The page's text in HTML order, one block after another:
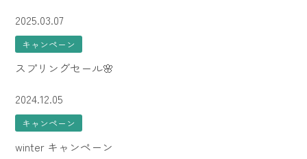
2025.03.07
キャンペーン
スプリングセール🌸
2024.12.05
キャンペーン
winter キャンペーン